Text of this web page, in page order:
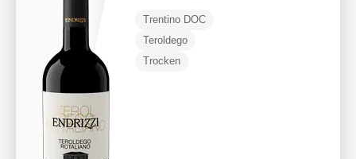
Trentino DOC
Teroldego
Trocken